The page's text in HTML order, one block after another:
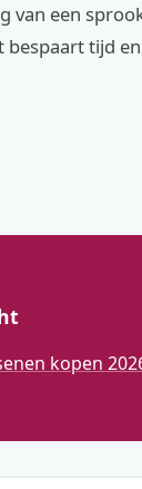
van een
bespaart tijd
kopen